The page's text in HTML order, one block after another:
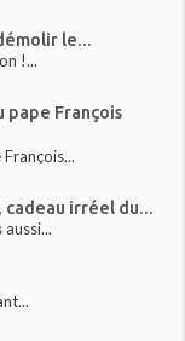
le...
!...
François
cadeau irréel du...